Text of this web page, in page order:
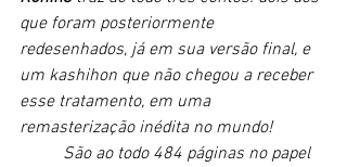
que foram posteriormente
redesenhados, já em sua versão final, e
um kashihon que não chegou a receber
esse tratamento, em uma
remasterização inédita no mundo!
São ao todo 484 páginas no papel